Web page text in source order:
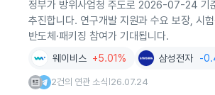
정부가 방위사업청 주도로 2026-07-24 기
추진합니다. 연구개발 지원과 수요 보장, 시
반도체·패키징 참여가 기대됩니다.
웨이비스 +5.01% 삼성전자 -
2건의 연관 소식 26.07.24